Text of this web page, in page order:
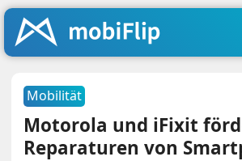
Mobilität
Motorola und iFixit
Reparaturen von